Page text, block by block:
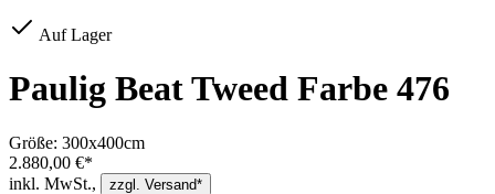
Auf Lager
Paulig Beat Tweed Farbe 476
Größe: 300x400cm
2.880,00 €*
inkl. MwSt.,
zzgl. Versand*